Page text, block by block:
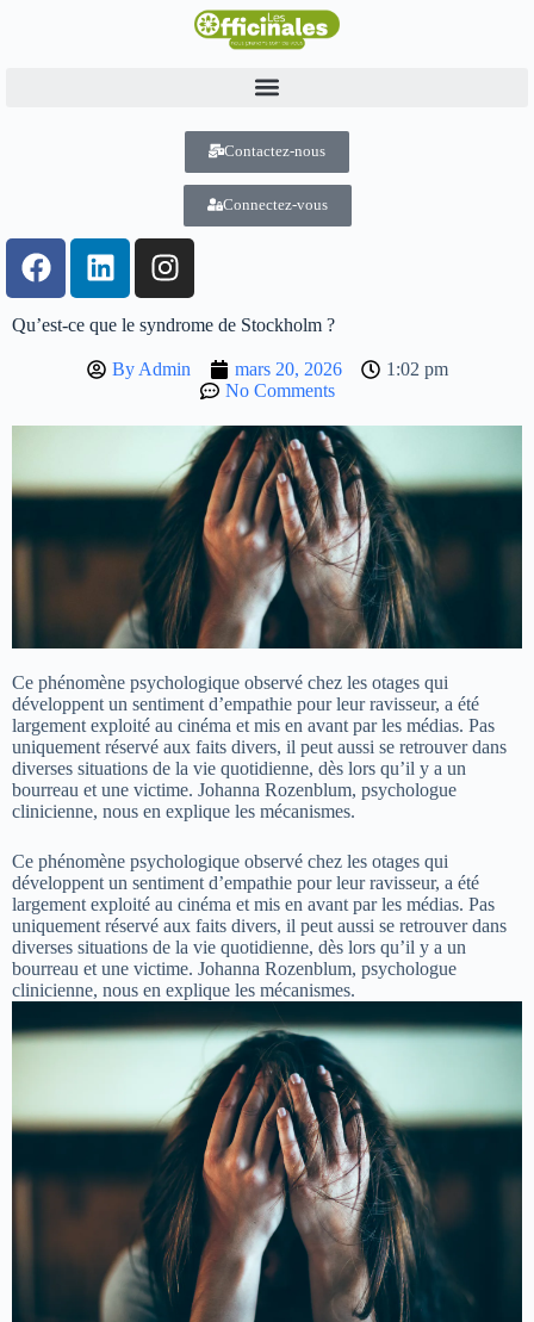
Contactez-nous
Connectez-vous
Qu’est-ce que le syndrome de Stockholm ?
ByAdmin mars 20, 2026
1:02 pm
No Comments
Ce phénomène psychologique observé chez les otages qui
développent un sentiment d’empathie pour leur ravisseur, a été
largement exploité au cinéma et mis en avant par les médias. Pas
uniquement réservé aux faits divers, il peut aussi se retrouver dans
diverses situations de la vie quotidienne, dès lors qu’il y a un
bourreau et une victime. Johanna Rozenblum, psychologue
clinicienne, nous en explique les mécanismes.
Ce phénomène psychologique observé chez les otages qui
développent un sentiment d’empathie pour leur ravisseur, a été
largement exploité au cinéma et mis en avant par les médias. Pas
uniquement réservé aux faits divers, il peut aussi se retrouver dans
diverses situations de la vie quotidienne, dès lors qu’il y a un
bourreau et une victime. Johanna Rozenblum, psychologue
clinicienne, nous en explique les mécanismes.